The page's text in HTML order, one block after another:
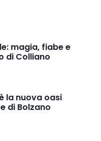
magia, fiabe e
di Colliano
la nuova oasi
di Bolzano